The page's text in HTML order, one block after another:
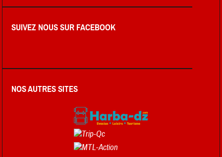
SUIVEZ NOUS SUR FACEBOOK
NOS AUTRES SITES